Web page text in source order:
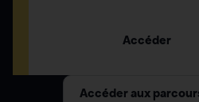
Accéder
Accéder aux